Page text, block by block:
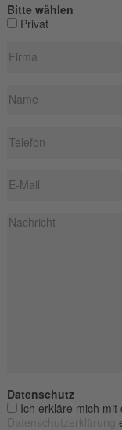
Bitte wählen
Privat
Datenschutz
Ich erkläre mich